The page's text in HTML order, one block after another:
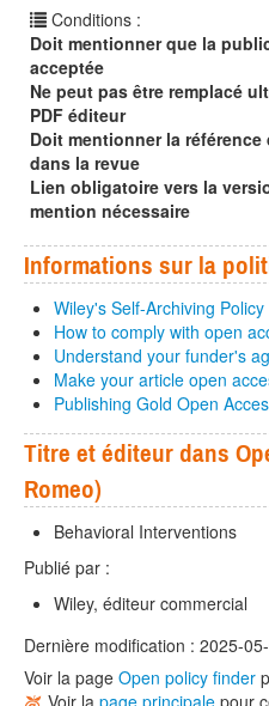
Conditions :
Doit mentionner que la
acceptée
Ne peut pas être remplacé
PDF éditeur
Doit mentionner la
dans la revue
Lien obligatoire vers la
mention nécessaire
Informations sur la
Wiley's Self-Archiving Policy
How to comply with open
Understand your funder's
Make your article open
Publishing Gold Open
Titre et éditeur dans
Romeo)
Behavioral Interventions
Publié par :
Wiley, éditeur commercial
Dernière modification : 2025-
Voir la page Open policy finder